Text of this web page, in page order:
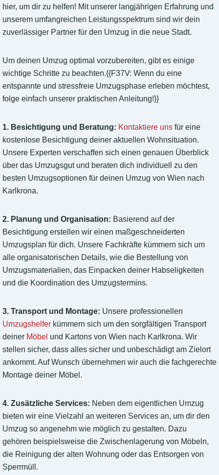
hier, um dir zu helfen! Mit unserer langjährigen Erfahrung und
unserem umfangreichen Leistungsspektrum sind wir dein
zuverlässiger Partner für den Umzug in die neue Stadt.
Um deinen Umzug optimal vorzubereiten, gibt es einige
wichtige Schritte zu beachten.{{F37V: Wenn du eine
entspannte und stressfreie Umzugsphase erleben möchtest,
folge einfach unserer praktischen Anleitung!}}
1. Besichtigung und Beratung: Kontaktiere uns für eine
kostenlose Besichtigung deiner aktuellen Wohnsituation.
Unsere Experten verschaffen sich einen genauen Überblick
über das Umzugsgut und beraten dich individuell zu den
besten Umzugsoptionen für deinen Umzug von Wien nach
Karlkrona.
2. Planung und Organisation: Basierend auf der
Besichtigung erstellen wir einen maßgeschneiderten
Umzugsplan für dich. Unsere Fachkräfte kümmern sich um
alle organisatorischen Details, wie die Bestellung von
Umzugsmaterialien, das Einpacken deiner Habseligkeiten
und die Koordination des Umzugstermins.
3. Transport und Montage: Unsere professionellen
Umzugshelfer kümmern sich um den sorgfältigen Transport
deiner Möbel und Kartons von Wien nach Karlkrona. Wir
stellen sicher, dass alles sicher und unbeschädigt am Zielort
ankommt. Auf Wunsch übernehmen wir auch die fachgerechte
Montage deiner Möbel.
4. Zusätzliche Services: Neben dem eigentlichen Umzug
bieten wir eine Vielzahl an weiteren Services an, um dir den
Umzug so angenehm wie möglich zu gestalten. Dazu
gehören beispielsweise die Zwischenlagerung von Möbeln,
die Reinigung der alten Wohnung oder das Entsorgen von
Sperrmüll.